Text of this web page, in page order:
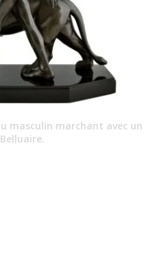
masculin marchant avec un